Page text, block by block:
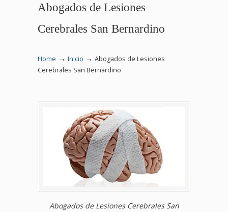
Abogados de Lesiones
Cerebrales San Bernardino
Home → Inicio → Abogados de Lesiones
Cerebrales San Bernardino
Abogados de Lesiones Cerebrales San